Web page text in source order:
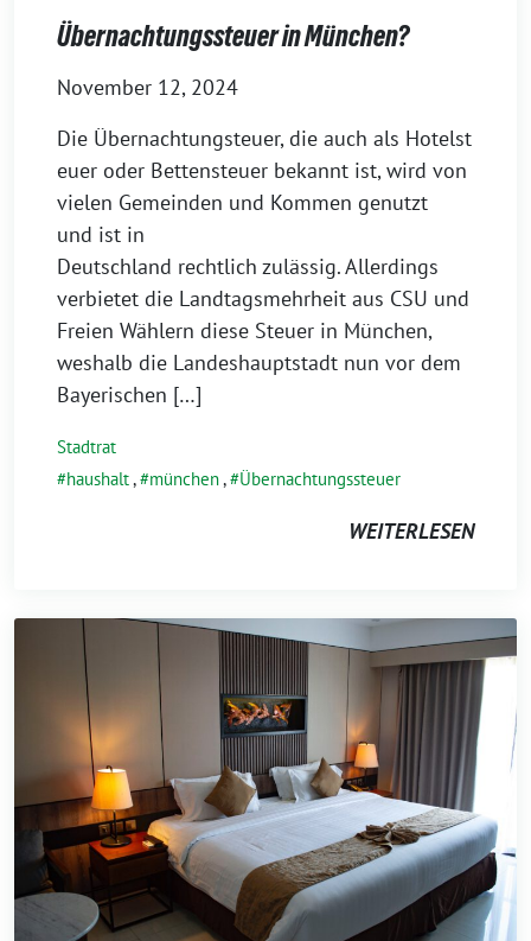
Übernachtungssteuer in München?
November 12, 2024
Die Übernachtungsteuer, die auch als Hotelst
euer oder Bettensteuer bekannt ist, wird von
vielen Gemeinden und Kommen genutzt
und ist in
Deutschland rechtlich zulässig. Allerdings
verbietet die Landtagsmehrheit aus CSU und
Freien Wählern diese Steuer in München,
weshalb die Landeshauptstadt nun vor dem
Bayerischen […]
Stadtrat
haushalt, münchen, Übernachtungssteuer
WEITERLESEN